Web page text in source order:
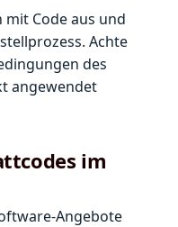
mit Code aus und
Achte
des
angewendet
im
Angebote